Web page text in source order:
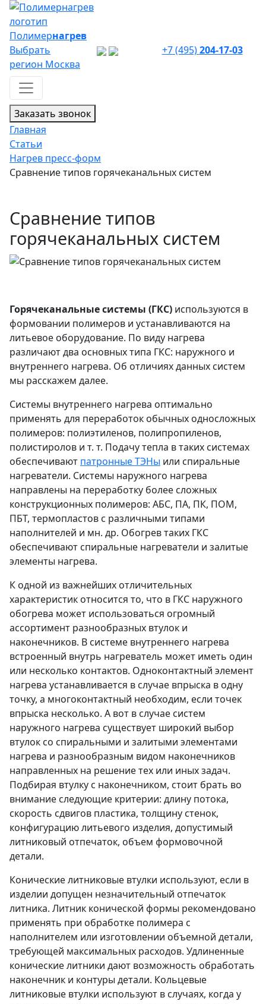
Полимернагрев
Выбрать
регион Москва
+7 (495)204-17-03
Заказать звонок
Главная
Статьи
Нагрев пресс-форм
Сравнение типов горячеканальных систем
Сравнение типов
горячеканальных систем
Горячеканальные системы (ГКС) используются в
формовании полимеров и устанавливаются на
литьевое оборудование. По виду нагрева
различают два основных типа ГКС: наружного и
внутреннего нагрева. Об отличиях данных систем
мы расскажем далее.
Системы внутреннего нагрева оптимально
применять для переработок обычных односложных
полимеров: полиэтиленов, полипропиленов,
полистиролов и т. т. Подачу тепла в таких системах
обеспечивают патронные ТЭНы или спиральные
нагреватели. Системы наружного нагрева
направлены на переработку более сложных
конструкционных полимеров: АБС, ПА, ПК, ПОМ,
ПБТ, термопластов с различными типами
наполнителей и мн. др. Обогрев таких ГКС
обеспечивают спиральные нагреватели и залитые
элементы нагрева.
К одной из важнейших отличительных
характеристик относится то, что в ГКС наружного
обогрева может использоваться огромный
ассортимент разнообразных втулок и
наконечников. В системе внутреннего нагрева
встроенный внутрь нагреватель может иметь один
или несколько контактов. Одноконтактный элемент
нагрева устанавливается в случае впрыска в одну
точку, а многоконтактный необходим, если точек
впрыска несколько. А вот в случае систем
наружного нагрева существует широкий выбор
втулок со спиральными и залитыми элементами
нагрева и разнообразным видом наконечников
направленных на решение тех или иных задач.
Подбирая втулку с наконечником, стоит брать во
внимание следующие критерии: длину потока,
скорость сдвигов пластика, толщину стенок,
конфигурацию литьевого изделия, допустимый
литниковый отпечаток, объем формовочной
детали.
Конические литниковые втулки используют, если в
изделии допущен незначительный отпечаток
литника. Литник конической формы рекомендовано
применять при обработке полимера с
наполнителем или изготовлении объемной детали,
требующей максимальных расходов. Удлиненные
конические литники дают возможность обработать
наконечник и контуры детали. Кольцевые
литниковые втулки используют в случаях, когда у